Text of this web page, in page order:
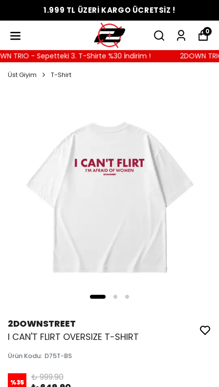
1.999 TL ÜZERİ KARGO ÜCRETSİZ !
0
TRIO - Sepetteki 3. T-Shirte %30 İndirim ! 2DOWN
Üst Giyim T-Shirt
2DOWNSTREET
I CAN'T FLIRT OVERSIZE T-SHIRT
Ürün Kodu: D75T-BS
%35 ₺ 999.90